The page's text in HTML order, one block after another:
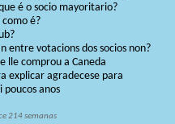
é o socio mayoritario?
é?
entre votacions dos socios non?
lle comprou a Caneda
explicar agradecese para
poucos anos
214 semanas